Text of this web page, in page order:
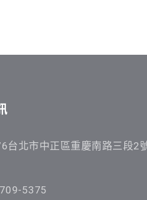
台北市中正區重慶南路三段2
5375